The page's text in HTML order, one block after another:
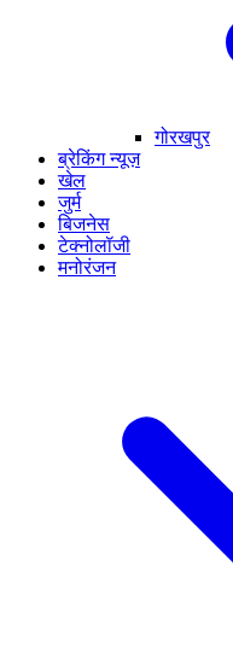
गोरखपुर
ब्रेकिंग न्यूज़
खेल
जुर्म
बिजनेस
टेक्नोलॉजी
मनोरंजन